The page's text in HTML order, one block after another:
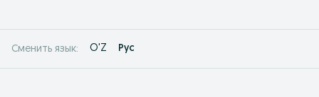
Сменить язык: O'Z Рус